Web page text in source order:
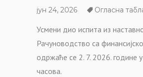
јун 24, 2026 Огласна
Усмени дио испита из
Рачуноводство са
одржаће се 2. 7. 2026. године
часова.